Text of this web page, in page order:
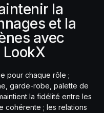
la
et la
avec
LookX
pour chaque rôle ;
garde-robe, palette de
la fidélité entre les
cohérente ; les relations